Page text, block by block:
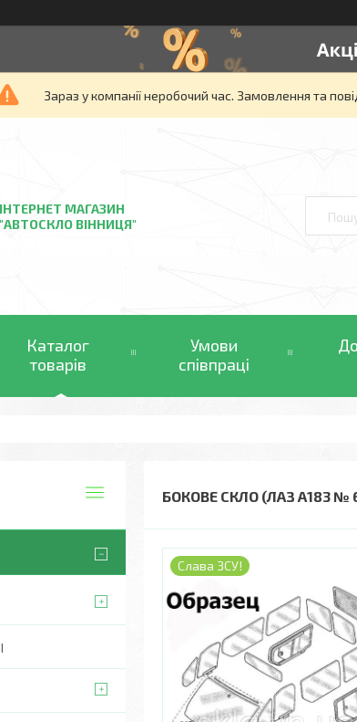
Зараз у компанії неробочий час. Замовлення та
ІНТЕРНЕТ МАГАЗИН
"АВТОСКЛО ВІННИЦЯ"
Каталог
товарів
Умови
співпраці
БОКОВЕ СКЛО (ЛАЗ А183 №
Слава ЗСУ!